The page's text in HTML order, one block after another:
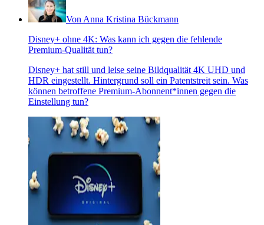
Von Anna Kristina Bückmann
Disney+ ohne 4K: Was kann ich gegen die fehlende
Premium-Qualität tun?
Disney+ hat still und leise seine Bildqualität 4K UHD und
HDR eingestellt. Hintergrund soll ein Patentstreit sein. Was
können betroffene Premium-Abonnent*innen gegen die
Einstellung tun?